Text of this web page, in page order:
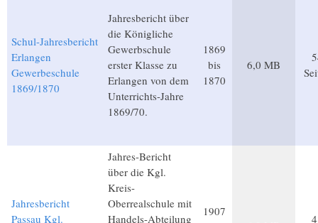
Schul-Jahresbericht
Erlangen
Gewerbeschule
1869/1870
Jahresbericht über
die Königliche
Gewerbschule
erster Klasse zu
Erlangen von dem
Unterrichts-Jahre
1869/70.
1869
bis
1870
6,0 MB
Jahresbericht
Passau Kgl.
Jahres-Bericht
über die Kgl.
Kreis-
Oberrealschule mit
Handels-Abteilung
1907